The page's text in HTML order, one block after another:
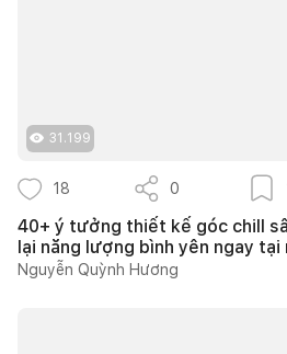
31.199
18 0
40+ ý tưởng thiết kế góc chill
lại năng lượng bình yên ngay tại
Nguyễn Quỳnh Hương